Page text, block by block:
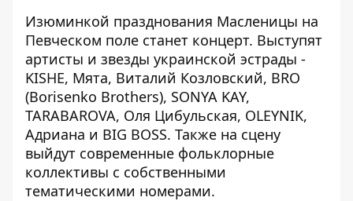
Изюминкой празднования Масленицы на
Певческом поле станет концерт. Выступят
артисты и звезды украинской эстрады -
KISHE, Мята, Виталий Козловский, BRO
(Borisenko Brothers), SONYA KAY,
TARABAROVA, Оля Цибульская, OLEYNIK,
Адриана и BIG BOSS. Также на сцену
выйдут современные фольклорные
коллективы с собственными
тематическими номерами.